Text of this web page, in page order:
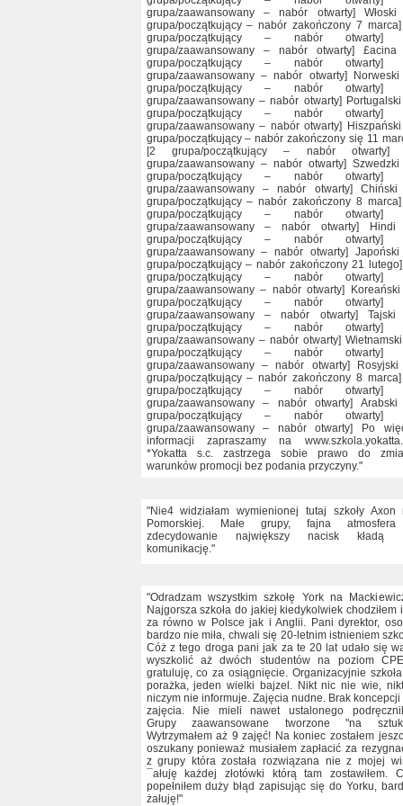
grupa/zaawansowany – nabór otwarty]
grupa/początkujący – nabór zakończony 7
grupa/początkujący – nabór otwarty]
grupa/zaawansowany – nabór otwarty]
grupa/początkujący – nabór otwarty]
grupa/zaawansowany – nabór otwarty]
grupa/początkujący – nabór otwarty]
grupa/zaawansowany – nabór otwarty]
grupa/początkujący – nabór otwarty]
grupa/zaawansowany – nabór otwarty]
grupa/początkujący – nabór zakończony się 11
[2 grupa/początkujący – nabór otwarty]
grupa/zaawansowany – nabór otwarty]
grupa/początkujący – nabór otwarty]
grupa/zaawansowany – nabór otwarty]
grupa/początkujący – nabór zakończony 8
grupa/początkujący – nabór otwarty]
grupa/zaawansowany – nabór otwarty] Hindi
grupa/początkujący – nabór otwarty]
grupa/zaawansowany – nabór otwarty]
grupa/początkujący – nabór zakończony 21
grupa/początkujący – nabór otwarty]
grupa/zaawansowany – nabór otwarty]
grupa/początkujący – nabór otwarty]
grupa/zaawansowany – nabór otwarty] Tajski
grupa/początkujący – nabór otwarty]
grupa/zaawansowany – nabór otwarty]
grupa/początkujący – nabór otwarty]
grupa/zaawansowany – nabór otwarty]
grupa/początkujący – nabór zakończony 8
grupa/początkujący – nabór otwarty]
grupa/zaawansowany – nabór otwarty]
grupa/początkujący – nabór otwarty]
grupa/zaawansowany – nabór otwarty] Po
informacji zapraszamy na
*Yokatta s.c. zastrzega sobie prawo do
warunków promocji bez podania przyczyny."
"Nie4 widziałam wymienionej tutaj szkoły Axon
Pomorskiej. Małe grupy, fajna
zdecydowanie największy nacisk kładą
komunikację."
"Odradzam wszystkim szkołę York na
Najgorsza szkoła do jakiej kiedykolwiek chodziłem
za równo w Polsce jak i Anglii. Pani dyrektor,
bardzo nie miła, chwali się 20-letnim istnieniem
Cóż z tego droga pani jak za te 20 lat udało się
wyszkolić aż dwóch studentów na poziom
gratuluję, co za osiągnięcie. Organizacyjnie
porażka, jeden wielki bajzel. Nikt nic nie wie,
niczym nie informuje. Zajęcia nudne. Brak koncepcji
zajęcia. Nie mieli nawet ustalonego
Grupy zaawansowane tworzone "na
Wytrzymałem aż 9 zajęć! Na koniec zostałem
oszukany ponieważ musiałem zapłacić za
z grupy która została rozwiązana nie z mojej
¯ałuję każdej złotówki którą tam zostawiłem.
popełniłem duży błąd zapisując się do Yorku,
żałuję!"